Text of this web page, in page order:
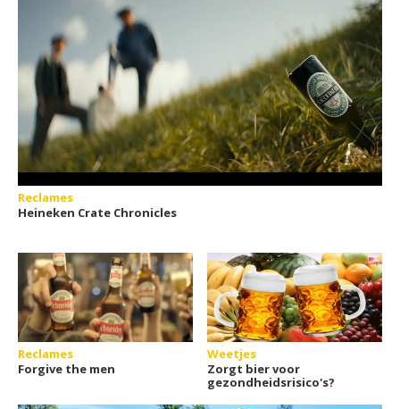
Reclames
Heineken Crate Chronicles
Reclames
Forgive the men
Weetjes
Zorgt bier voor
gezondheidsrisico's?